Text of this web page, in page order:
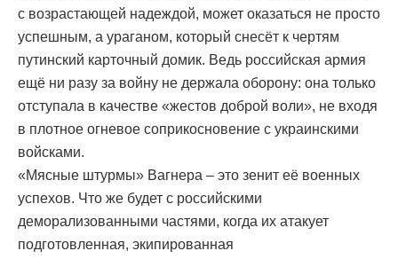
с возрастающей надеждой, может оказаться не просто
успешным, а ураганом, который снесёт к чертям
путинский карточный домик. Ведь российская армия
ещё ни разу за войну не держала оборону: она только
отступала в качестве «жестов доброй воли», не входя
в плотное огневое соприкосновение с украинскими
войсками.
«Мясные штурмы» Вагнера – это зенит её военных
успехов. Что же будет с российскими
деморализованными частями, когда их атакует
подготовленная, экипированная